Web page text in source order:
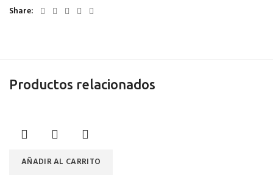
Share
Productos relacionados
AÑADIR AL CARRITO